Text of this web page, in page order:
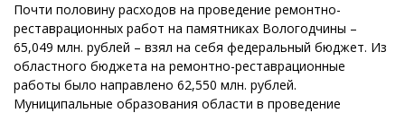
Почти половину расходов на проведение ремонтно-
реставрационных работ на памятниках Вологодчины –
65,049 млн. рублей – взял на себя федеральный бюджет. Из
областного бюджета на ремонтно-реставрационные
работы было направлено 62,550 млн. рублей.
Муниципальные образования области в проведение